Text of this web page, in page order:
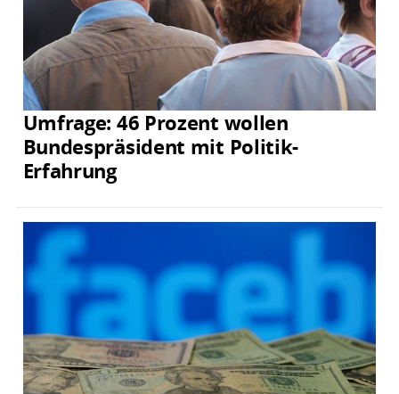
Umfrage: 46 Prozent wollen
Bundespräsident mit Politik-
Erfahrung